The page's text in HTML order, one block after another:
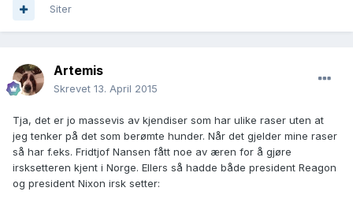
Siter
Artemis
Skrevet 13. April 2015
Tja, det er jo massevis av kjendiser som har ulike raser uten at
jeg tenker på det som berømte hunder. Når det gjelder mine raser
så har f.eks. Fridtjof Nansen fått noe av æren for å gjøre
irsksetteren kjent i Norge. Ellers så hadde både president Reagon
og president Nixon irsk setter: